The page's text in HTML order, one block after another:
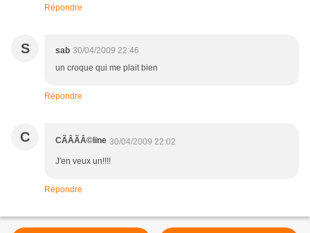
Répondre
S sab 30/04/2009 22:46
un croque qui me plait bien
Répondre
C CÃÂÃÂ©line 30/04/2009 22:02
J'en veux un!!!!
Répondre